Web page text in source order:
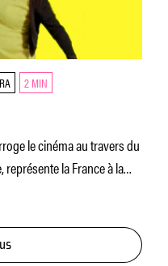
2 MIN
le cinéma au travers du
la France à la